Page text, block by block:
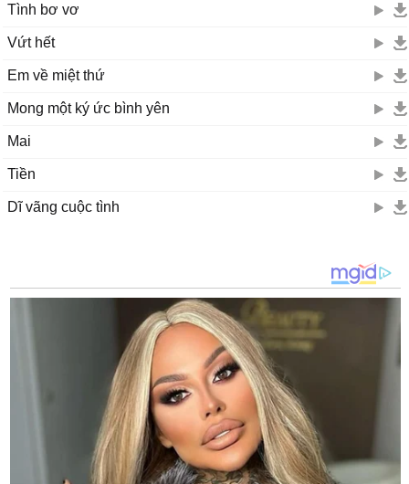
Tình bơ vơ
Vứt hết
Em về miệt thứ
Mong một ký ức bình yên
Mai
Tiền
Dĩ vãng cuộc tình